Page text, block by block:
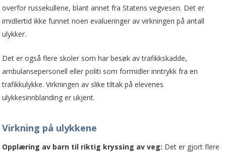
overfor russekullene, blant annet fra Statens vegvesen. Det er
imidlertid ikke funnet noen evalueringer av virkningen på antall
ulykker.
Det er også flere skoler som har besøk av trafikkskadde,
ambulansepersonell eller politi som formidler inntrykk fra en
trafikkulykke. Virkningen av slike tiltak på elevenes
ulykkesinnblanding er ukjent.
Virkning på ulykkene
Opplæring av barn til riktig kryssing av veg: Det er gjort flere